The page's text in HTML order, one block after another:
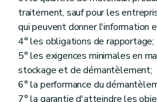
traitement, sauf pour les
qui peuvent donner l'information
4° les obligations de rapportage;
5° les exigences minimales en
stockage et de démantèlement;
6° la performance du
7° la garantie d'atteindre les